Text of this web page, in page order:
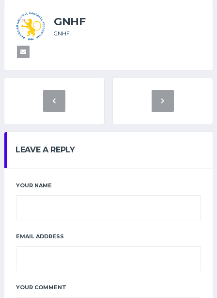
GNHF
GNHF
LEAVE A REPLY
YOUR NAME
EMAIL ADDRESS
YOUR COMMENT